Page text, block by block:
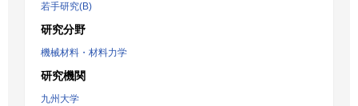
若手研究(B)
研究分野
機械材料・材料力学
研究機関
九州大学